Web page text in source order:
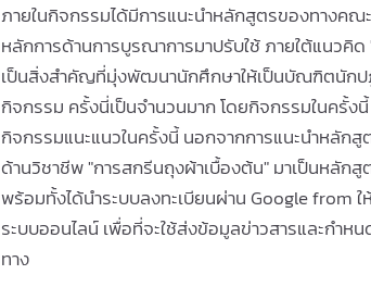
ภายในกิจกรรมได้มีการแนะนำหลักสูตรของทางค
หลักการด้านการบูรณาการมาปรับใช้ ภายใต้แนว
เป็นสิ่งสำคัญที่มุ่งพัฒนานักศึกษาให้เป็นบัณฑิตนักปฏิ
กิจกรรม ครั้งนี่เป็นจำนวนมาก โดยกิจกรรมในครั้ง
กิจกรรมแนะแนวในครั้งนี้ นอกจากการแนะนำหลัก
ด้านวิชาชีพ "การสกรีนถุงผ้าเบื้องต้น" มาเป็นหลัก
พร้อมทั้งได้นำระบบลงทะเบียนผ่าน Google from
ระบบออนไลน์ เพื่อที่จะใช้ส่งข้อมูลข่าวสารและกำ
ทาง